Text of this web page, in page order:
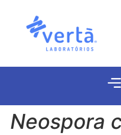
Neospora